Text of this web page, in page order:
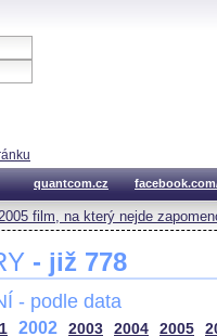
quantcom.cz
film, na který nejde
- již 778
- podle data
2002 2003 2004 2005